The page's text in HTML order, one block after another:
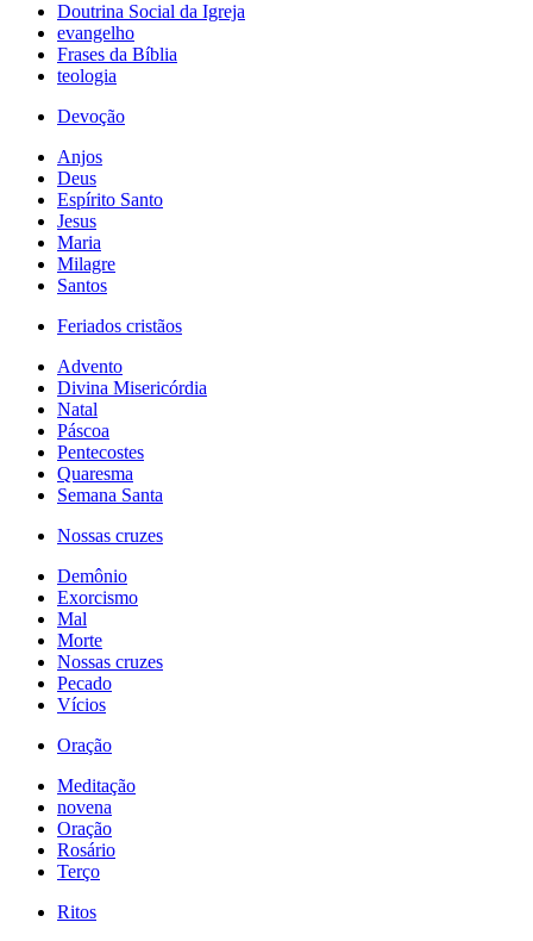
Doutrina Social da Igreja
evangelho
Frases da Bíblia
teologia
Devoção
Anjos
Deus
Espírito Santo
Jesus
Maria
Milagre
Santos
Feriados cristãos
Advento
Divina Misericórdia
Natal
Páscoa
Pentecostes
Quaresma
Semana Santa
Nossas cruzes
Demônio
Exorcismo
Mal
Morte
Nossas cruzes
Pecado
Vícios
Oração
Meditação
novena
Oração
Rosário
Terço
Ritos